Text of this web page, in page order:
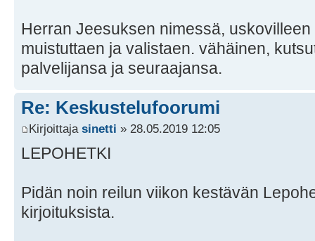
Herran Jeesuksen nimessä,
muistuttaen ja valistaen. vähäinen,
palvelijansa ja seuraajansa.
Re: Keskustelufoorumi
Kirjoittaja sinetti » 28.05.2019 12:05
LEPOHETKI
Pidän noin reilun viikon kestävän
kirjoituksista.